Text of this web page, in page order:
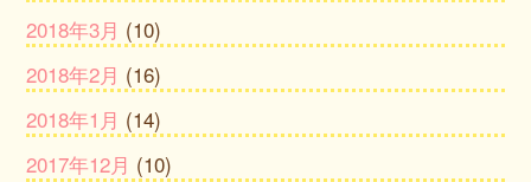
2018年3月 (10)
2018年2月 (16)
2018年1月 (14)
2017年12月 (10)